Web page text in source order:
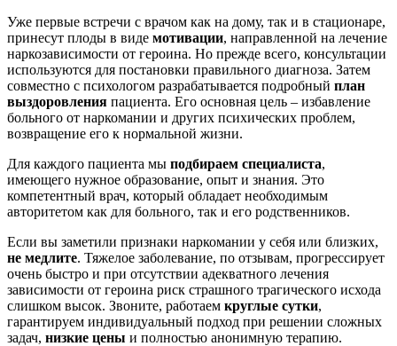
Уже первые встречи с врачом как на дому, так и в стационаре,
принесут плоды в виде мотивации, направленной на лечение
наркозависимости от героина. Но прежде всего, консультации
используются для постановки правильного диагноза. Затем
совместно с психологом разрабатывается подробный план
выздоровления пациента. Его основная цель – избавление
больного от наркомании и других психических проблем,
возвращение его к нормальной жизни.
Для каждого пациента мы подбираем специалиста,
имеющего нужное образование, опыт и знания. Это
компетентный врач, который обладает необходимым
авторитетом как для больного, так и его родственников.
Если вы заметили признаки наркомании у себя или близких,
не медлите. Тяжелое заболевание, по отзывам, прогрессирует
очень быстро и при отсутствии адекватного лечения
зависимости от героина риск страшного трагического исхода
слишком высок. Звоните, работаем круглые сутки,
гарантируем индивидуальный подход при решении сложных
задач, низкие цены и полностью анонимную терапию.